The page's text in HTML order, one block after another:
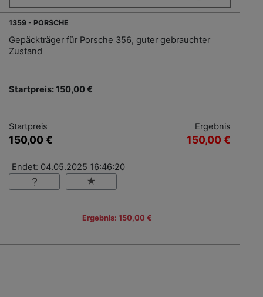
1359 - PORSCHE
Gepäckträger für Porsche 356, guter gebrauchter
Zustand
Startpreis: 150,00 €
Startpreis
150,00 €
Ergebnis
150,00 €
Endet: 04.05.2025 16:46:20
Ergebnis: 150,00 €